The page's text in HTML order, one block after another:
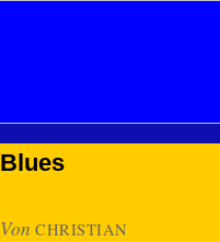
Blues
Von CHRISTIAN